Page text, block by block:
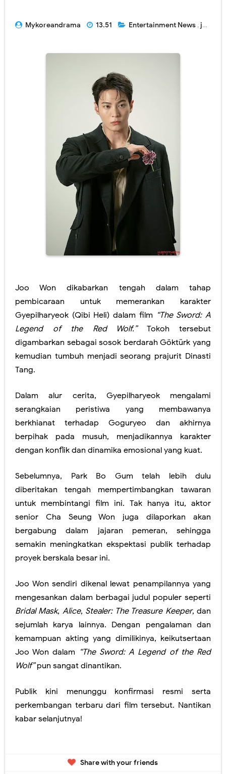
Mykoreandrama 13.51 Entertainment News ,joo won
Joo Won dikabarkan tengah dalam tahap
pembicaraan untuk memerankan karakter
Gyepilharyeok (Qibi Heli) dalam film “The Sword: A
Legend of the Red Wolf.”Tokoh tersebut
digambarkan sebagai sosok berdarah Göktürk yang
kemudian tumbuh menjadi seorang prajurit Dinasti
Tang.
Dalam alur cerita, Gyepilharyeok mengalami
serangkaian peristiwa yang membawanya
berkhianat terhadap Goguryeo dan akhirnya
berpihak pada musuh, menjadikannya karakter
dengan konflik dan dinamika emosional yang kuat.
Sebelumnya, Park Bo Gum telah lebih dulu
diberitakan tengah mempertimbangkan tawaran
untuk membintangi film ini. Tak hanya itu, aktor
senior Cha Seung Won juga dilaporkan akan
bergabung dalam jajaran pemeran, sehingga
semakin meningkatkan ekspektasi publik terhadap
proyek berskala besar ini.
Joo Won sendiri dikenal lewat penampilannya yang
mengesankan dalam berbagai judul populer seperti
Bridal Mask, Alice, Stealer: The Treasure Keeper, dan
sejumlah karya lainnya. Dengan pengalaman dan
kemampuan akting yang dimilikinya, keikutsertaan
Joo Won dalam “The Sword: A Legend of the Red
Wolf”pun sangat dinantikan.
Publik kini menunggu konfirmasi resmi serta
perkembangan terbaru dari film tersebut. Nantikan
kabar selanjutnya!
Share with your friends